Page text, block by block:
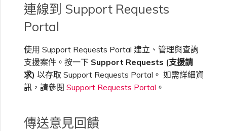
連線到 Support Requests
Portal
使用 Support Requests Portal 建立、管理與查詢
支援案件。按一下 Support Requests (支援請
求) 以存取 Support Requests Portal。 如需詳細資
訊，請參閱 Support Requests Portal 。
傳送意見回饋